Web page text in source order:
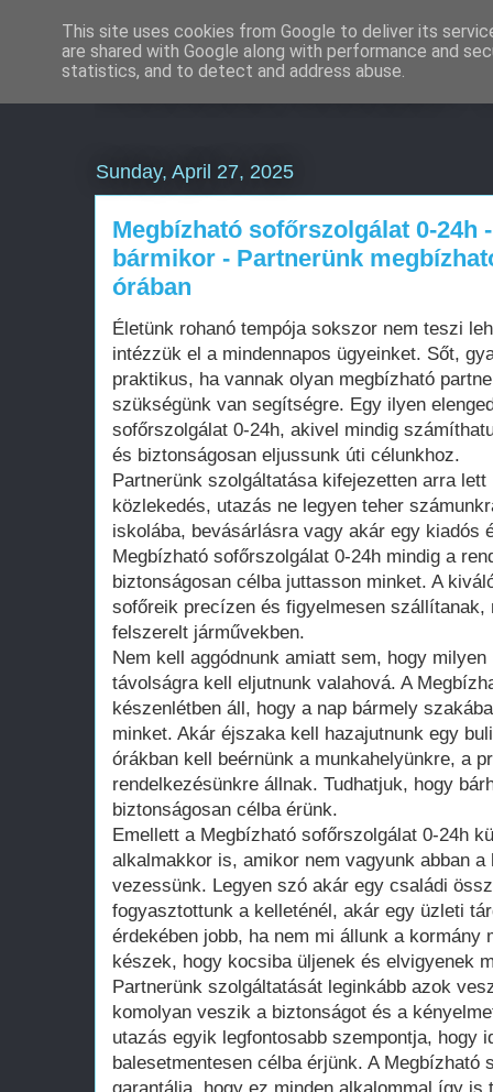
Weboldal készítés -
Sunday, April 27, 2025
Megbízható sofőrszolgálat 0-24h
bármikor - Partnerünk
órában
Életünk rohanó tempója sokszor nem teszi
intézzük el a mindennapos ügyeinket. Sőt,
praktikus, ha vannak olyan megbízható
szükségünk van segítségre. Egy ilyen
sofőrszolgálat 0-24h, akivel mindig
és biztonságosan eljussunk úti célunkhoz.
Partnerünk szolgáltatása kifejezetten arra
közlekedés, utazás ne legyen teher
iskolába, bevásárlásra vagy akár egy kiadós
Megbízható sofőrszolgálat 0-24h mindig a
biztonságosan célba juttasson minket. A
sofőreik precízen és figyelmesen szállítanak,
felszerelt járművekben.
Nem kell aggódnunk amiatt sem, hogy
távolságra kell eljutnunk valahová. A
készenlétben áll, hogy a nap bármely
minket. Akár éjszaka kell hazajutnunk egy
órákban kell beérnünk a munkahelyünkre, a
rendelkezésünkre állnak. Tudhatjuk, hogy
biztonságosan célba érünk.
Emellett a Megbízható sofőrszolgálat 0-24h
alkalmakkor is, amikor nem vagyunk abban a
vezessünk. Legyen szó akár egy családi
fogyasztottunk a kelleténél, akár egy üzleti
érdekében jobb, ha nem mi állunk a kormány
készek, hogy kocsiba üljenek és elvigyenek
Partnerünk szolgáltatását leginkább azok
komolyan veszik a biztonságot és a
utazás egyik legfontosabb szempontja, hogy
balesetmentesen célba érjünk. A Megbízható
This site uses cookies from Google to deliver its
are shared with Google along with performance and
statistics, and to detect and address abuse.